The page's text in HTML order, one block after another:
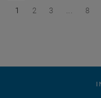
Seite 1 von 8
1 Seite 2 von 8
2 Seite 3 von 8
3 8